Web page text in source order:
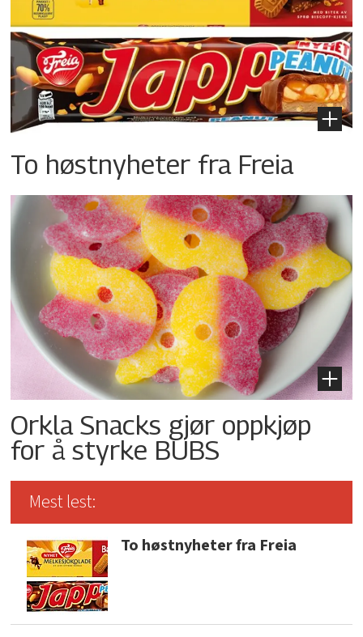
To høstnyheter fra Freia
Orkla Snacks gjør oppkjøp
for å styrke BUBS
Mest lest:
To høstnyheter fra Freia